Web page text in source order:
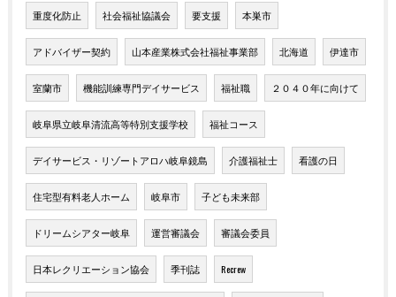
重度化防止 社会福祉協議会 要支援 本巣市
アドバイザー契約 山本産業株式会社福祉事業部 北海道 伊達市
室蘭市 機能訓練専門デイサービス 福祉職 ２０４０年に向けて
岐阜県立岐阜清流高等特別支援学校 福祉コース
デイサービス・リゾートアロハ岐阜鏡島 介護福祉士 看護の日
住宅型有料老人ホーム 岐阜市 子ども未来部
ドリームシアター岐阜 運営審議会 審議会委員
日本レクリエーション協会 季刊誌 Recrew